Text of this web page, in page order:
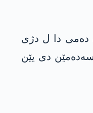
دەمی دا ل دژی
دی یێن